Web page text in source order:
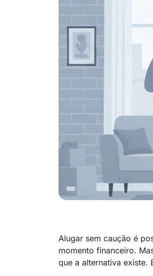
Alugar sem caução é
momento financeiro.
que a alternativa existe.